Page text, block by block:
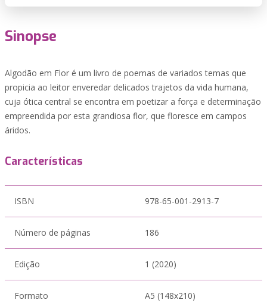
Sinopse
Algodão em Flor é um livro de poemas de variados temas que
propicia ao leitor enveredar delicados trajetos da vida humana,
cuja ótica central se encontra em poetizar a força e determinação
empreendida por esta grandiosa flor, que floresce em campos
áridos.
Características
ISBN 978-65-001-2913-7
Número de páginas 186
Edição 1 (2020)
Formato A5 (148x210)